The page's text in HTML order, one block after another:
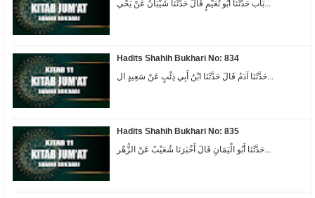
بَاب حَدَّثَنَا أَبُو نُعَيْمٍ قَالَ حَدَّثَنَا شَيْبَانُ عَنْ يَحْي...
Hadits Shahih Bukhari No: 834
حَدَّثَنَا آدَمُ قَالَ حَدَّثَنَا ابْنُ أَبِي ذِئْبٍ عَنْ سَعِيدٍ ال...
Hadits Shahih Bukhari No: 835